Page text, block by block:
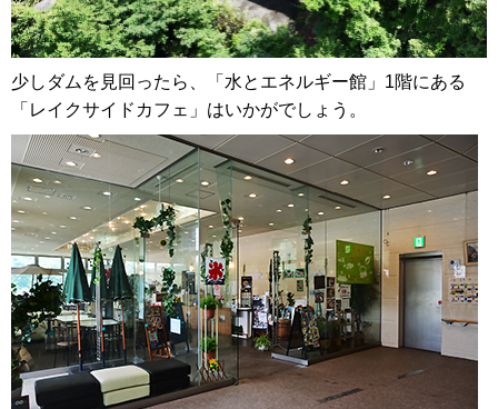
少しダムを見回ったら、「水とエネルギー館」1階にある
「レイクサイドカフェ」はいかがでしょう。